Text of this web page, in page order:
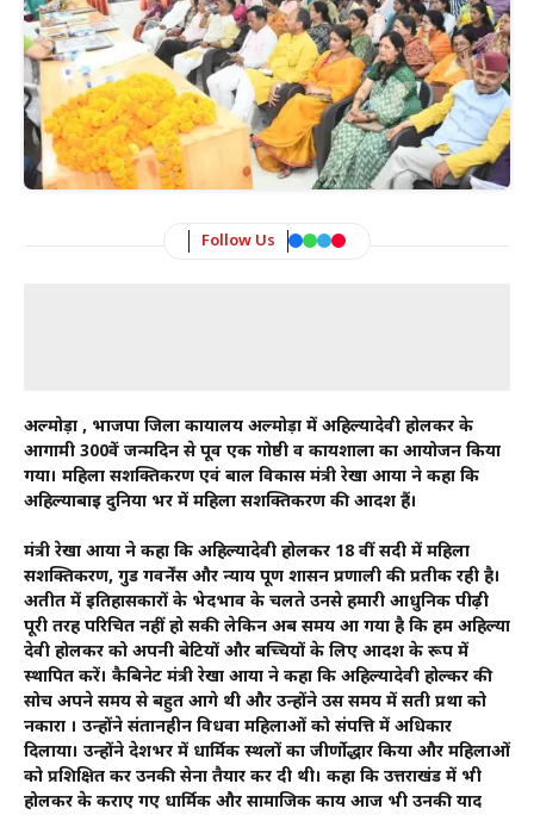
Follow Us
अल्मोड़ा , भाजपा जिला कार्यालय अल्मोड़ा में अहिल्यादेवी होलकर के
आगामी 300वें जन्मदिन से पूर्व एक गोष्ठी व कार्यशाला का आयोजन किया
गया। महिला सशक्तिकरण एवं बाल विकास मंत्री रेखा आर्या ने कहा कि
अहिल्याबाई दुनिया भर में महिला सशक्तिकरण की आदर्श हैं।
मंत्री रेखा आर्या ने कहा कि अहिल्यादेवी होलकर 18 वीं सदी में महिला
सशक्तिकरण, गुड गवर्नेंस और न्याय पूर्ण शासन प्रणाली की प्रतीक रही है।
अतीत में इतिहासकारों के भेदभाव के चलते उनसे हमारी आधुनिक पीढ़ी
पूरी तरह परिचित नहीं हो सकी लेकिन अब समय आ गया है कि हम अहिल्या
देवी होलकर को अपनी बेटियों और बच्चियों के लिए आदर्श के रूप में
स्थापित करें। कैबिनेट मंत्री रेखा आर्या ने कहा कि अहिल्यादेवी होल्कर की
सोच अपने समय से बहुत आगे थी और उन्होंने उस समय में सती प्रथा को
नकारा । उन्होंने संतानहीन विधवा महिलाओं को संपत्ति में अधिकार
दिलाया। उन्होंने देशभर में धार्मिक स्थलों का जीर्णोद्धार किया और महिलाओं
को प्रशिक्षित कर उनकी सेना तैयार कर दी थी। कहा कि उत्तराखंड में भी
होलकर के कराए गए धार्मिक और सामाजिक कार्य आज भी उनकी याद